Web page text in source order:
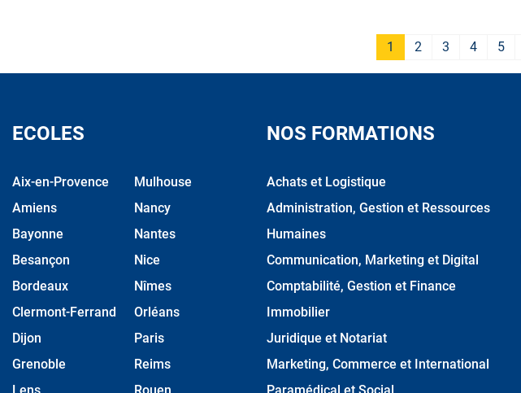
1 2 3 4 5
ECOLES
Aix-en-Provence
Amiens
Bayonne
Besançon
Bordeaux
Clermont-Ferrand
Dijon
Grenoble
Mulhouse
Nancy
Nantes
Nice
Nîmes
Orléans
Paris
Reims
NOS FORMATIONS
Achats et Logistique
Administration, Gestion et Ressources
Humaines
Communication, Marketing et Digital
Comptabilité, Gestion et Finance
Immobilier
Juridique et Notariat
Marketing, Commerce et International